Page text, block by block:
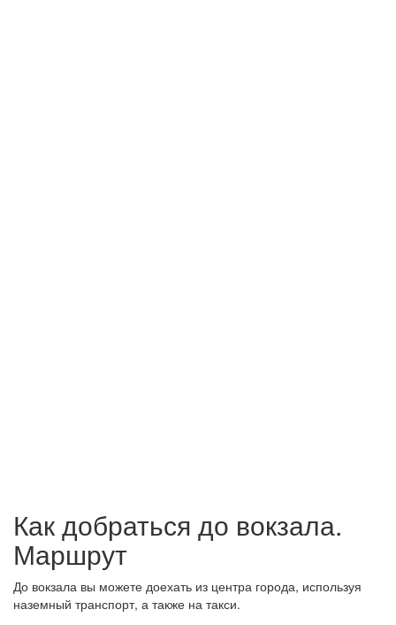
Как добраться до вокзала.
Маршрут
До вокзала вы можете доехать из центра города, используя
наземный транспорт, а также на такси.